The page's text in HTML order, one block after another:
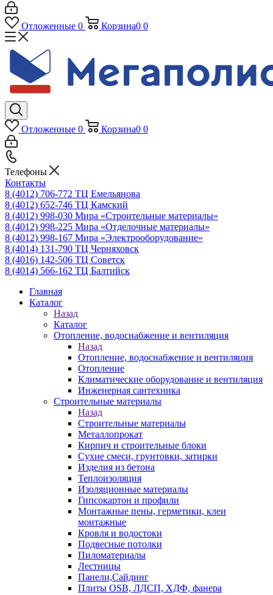
Отложенные 0 Корзина0 0
Отложенные 0 Корзина0 0
Телефоны
Контакты
8 (4012) 706-772 ТЦ Емельянова
8 (4012) 652-746 ТЦ Камский
8 (4012) 998-030 Мира «Строительные материалы»
8 (4012) 998-225 Мира «Отделочные материалы»
8 (4012) 998-167 Мира «Электрооборудование»
8 (4014) 131-790 ТЦ Черняховск
8 (4016) 142-506 ТЦ Советск
8 (4014) 566-162 ТЦ Балтийск
Главная
Каталог
Назад
Каталог
Отопление, водоснабжение и вентиляция
Назад
Отопление, водоснабжение и вентиляция
Отопление
Климатические оборудование и вентиляция
Инженерная сантехника
Строительные материалы
Назад
Строительные материалы
Металлопрокат
Кирпич и строительные блоки
Сухие смеси, грунтовки, затирки
Изделия из бетона
Теплоизоляция
Изоляционные материалы
Гипсокартон и профили
Монтажные пены, герметики, клеи
монтажные
Кровля и водостоки
Подвесные потолки
Пиломатериалы
Лестницы
Панели,Сайдинг
Плиты OSB, ЛДСП, ХДФ, фанера